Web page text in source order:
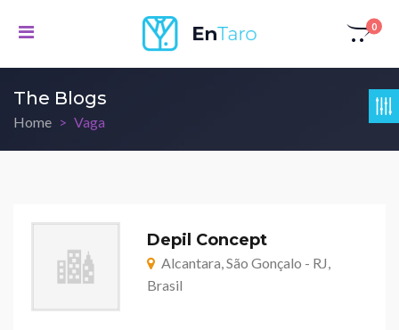
0
The Blogs
Home Vaga
Depil Concept
Alcantara, São Gonçalo - RJ,
Brasil